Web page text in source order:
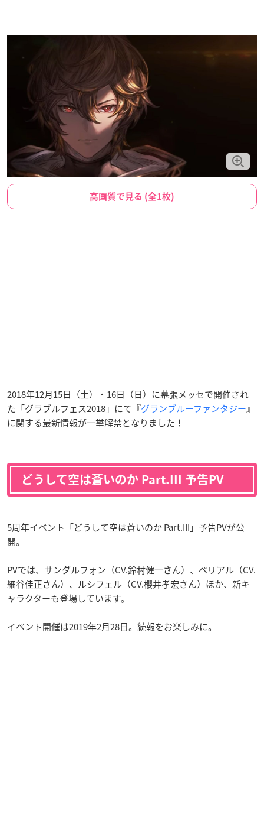
高画質で見る (全1枚)
2018年12月15日（土）・16日（日）に幕張メッセで開催され
た「グラブルフェス2018」にて『グランブルーファンタジー』
に関する最新情報が一挙解禁となりました！
どうして空は蒼いのか Part.III 予告PV
5周年イベント「どうして空は蒼いのか Part.III」予告PVが公
開。
PVでは、サンダルフォン（CV.鈴村健一さん）、ベリアル（CV.
細谷佳正さん）、ルシフェル（CV.櫻井孝宏さん）ほか、新キ
ャラクターも登場しています。
イベント開催は2019年2月28日。続報をお楽しみに。